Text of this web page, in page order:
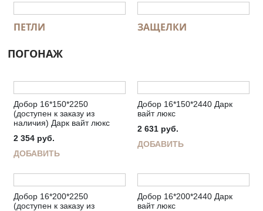
ПЕТЛИ ЗАЩЕЛКИ
ПОГОНАЖ
Добор 16*150*2250
(доступен к заказу из
наличия) Дарк вайт люкс
2 354 руб.
ДОБАВИТЬ
Добор 16*150*2440 Дарк
вайт люкс
2 631 руб.
ДОБАВИТЬ
Добор 16*200*2250
(доступен к заказу из
Добор 16*200*2440 Дарк
вайт люкс